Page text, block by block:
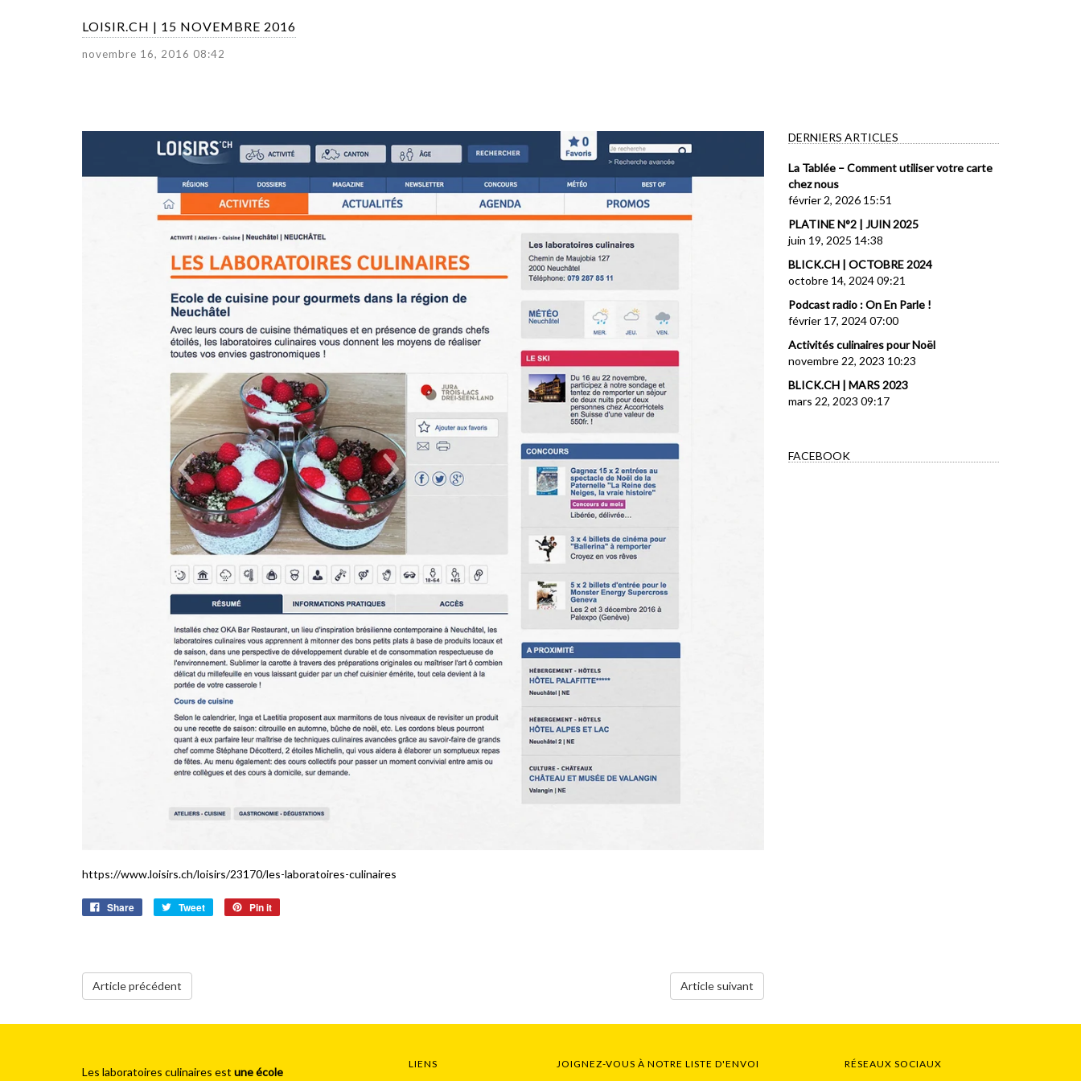
LOISIR.CH | 15 NOVEMBRE 2016
novembre 16, 2016 08:42
https://www.loisirs.ch/loisirs/23170/les-laboratoires-culinaires
Share Tweet Pin it
Article précédent Article suivant
DERNIERS ARTICLES
La Tablée – Comment utiliser votre carte
chez nous
février 2, 2026 15:51
PLATINE N°2 | JUIN 2025
juin 19, 2025 14:38
BLICK.CH | OCTOBRE 2024
octobre 14, 2024 09:21
Podcast radio : On En Parle !
février 17, 2024 07:00
Activités culinaires pour Noël
novembre 22, 2023 10:23
BLICK.CH | MARS 2023
mars 22, 2023 09:17
FACEBOOK
Les laboratoires culinaires est une école
LIENS JOIGNEZ-VOUS À NOTRE LISTE D'ENVOI RÉSEAUX SOCIAUX